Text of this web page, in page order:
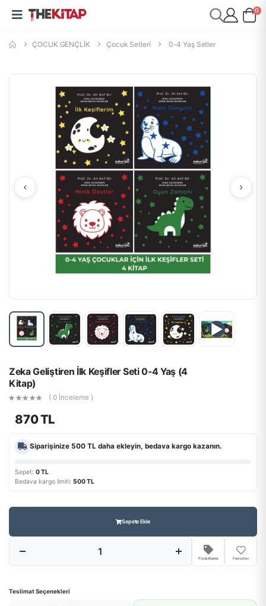
0
ÇOCUK GENÇLİK Çocuk Setleri 0-4 Yaş Setler
▶
Zeka Geliştiren İlk Keşifler Seti 0-4 Yaş (4
Kitap)
( 0 İnceleme )
870 TL
Siparişinize 500 TL daha ekleyin, bedava kargo kazanın.
Sepet: 0 TL
Bedava kargo limiti: 500 TL
Sepete Ekle
Fiyat Alarmı Favoriler
Teslimat Seçenekleri